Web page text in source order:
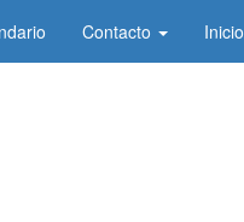
Contacto Inicio